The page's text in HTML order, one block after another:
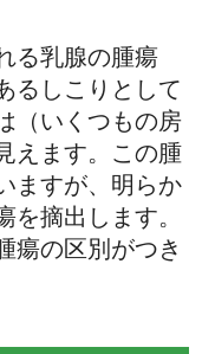
る乳腺の腫瘍
るしこりとして
（いくつもの房
えます。この腫
ますが、明らか
を摘出します。
瘍の区別がつき